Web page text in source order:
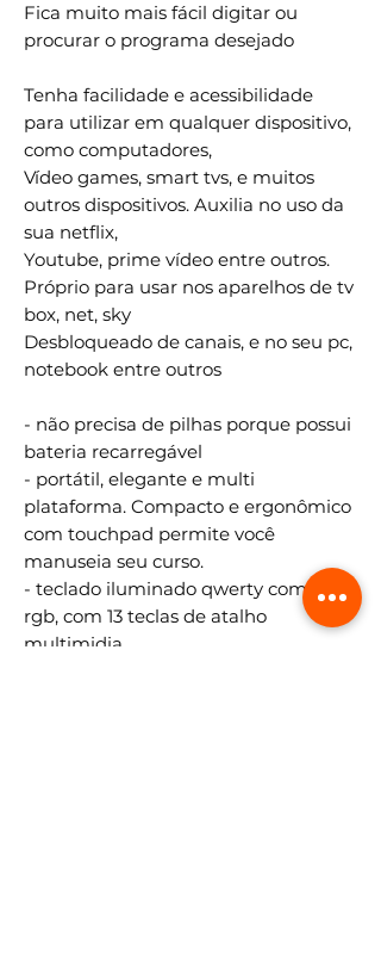
Fica muito mais fácil digitar ou
procurar o programa desejado
Tenha facilidade e acessibilidade
para utilizar em qualquer dispositivo,
como computadores,
Vídeo games, smart tvs, e muitos
outros dispositivos. Auxilia no uso da
sua netflix,
Youtube, prime vídeo entre outros.
Próprio para usar nos aparelhos de tv
box, net, sky
Desbloqueado de canais, e no seu pc,
notebook entre outros
- não precisa de pilhas porque possui
bateria recarregável
- portátil, elegante e multi
plataforma. Compacto e ergonômico
com touchpad permite você
manuseia seu curso.
- teclado iluminado qwerty com luzes
rgb, com 13 teclas de atalho
multimidia